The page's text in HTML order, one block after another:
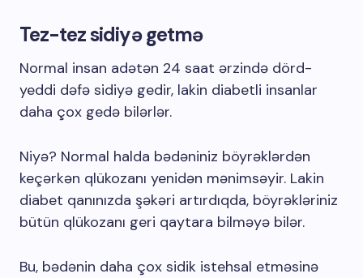
Tez-tez sidiyə getmə
Normal insan adətən 24 saat ərzində dörd-
yeddi dəfə sidiyə gedir, lakin diabetli insanlar
daha çox gedə bilərlər.
Niyə? Normal halda bədəniniz böyrəklərdən
keçərkən qlükozanı yenidən mənimsəyir. Lakin
diabet qanınızda şəkəri artırdıqda, böyrəkləriniz
bütün qlükozanı geri qaytara bilməyə bilər.
Bu, bədənin daha çox sidik istehsal etməsinə